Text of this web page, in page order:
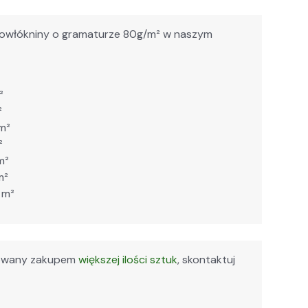
o gra­maturze 80g/m² w naszym
zakupem większej ilości sztuk, skontaktuj